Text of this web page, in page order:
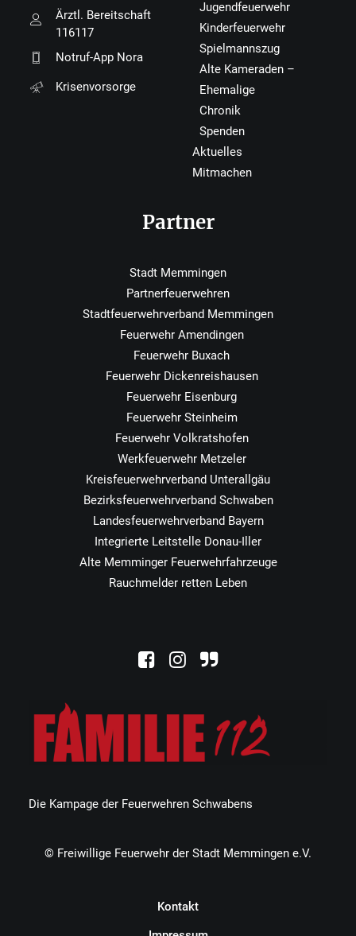
Die Kampage der Feuerwehren Schwabens
Ärztl. Bereitschaft
116117
Notruf-App Nora
Krisenvorsorge
Jugendfeuerwehr
Kinderfeuerwehr
Spielmannszug
Alte Kameraden –
Ehemalige
Chronik
Spenden
Aktuelles
Mitmachen
Partner
Stadt Memmingen
Partnerfeuerwehren
Stadtfeuerwehrverband Memmingen
Feuerwehr Amendingen
Feuerwehr Buxach
Feuerwehr Dickenreishausen
Feuerwehr Eisenburg
Feuerwehr Steinheim
Feuerwehr Volkratshofen
Werkfeuerwehr Metzeler
Kreisfeuerwehrverband Unterallgäu
Bezirksfeuerwehrverband Schwaben
Landesfeuerwehrverband Bayern
Integrierte Leitstelle Donau-Iller
Alte Memminger Feuerwehrfahrzeuge
Rauchmelder retten Leben
© Freiwillige Feuerwehr der Stadt Memmingen e.V.
Kontakt